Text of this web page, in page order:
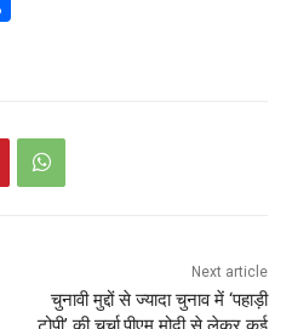
Next article
चुनावी मुद्दों से ज्यादा चुनाव में ‘पहाड़ी